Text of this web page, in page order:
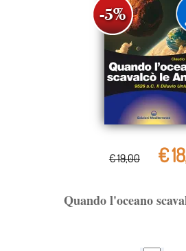
€ 19,00 €
Quando l'oceano